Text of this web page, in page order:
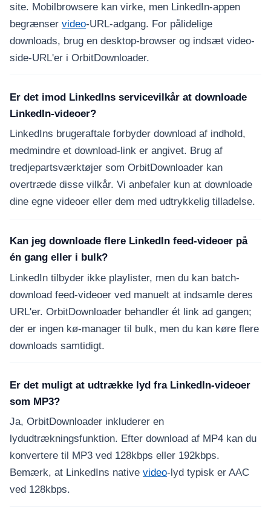
site. Mobilbrowsere kan virke, men LinkedIn-appen
begrænser video-URL-adgang. For pålidelige
downloads, brug en desktop-browser og indsæt video-
side-URL'er i OrbitDownloader.
Er det imod LinkedIns servicevilkår at downloade
LinkedIn-videoer?
LinkedIns brugeraftale forbyder download af indhold,
medmindre et download-link er angivet. Brug af
tredjepartsværktøjer som OrbitDownloader kan
overtræde disse vilkår. Vi anbefaler kun at downloade
dine egne videoer eller dem med udtrykkelig tilladelse.
Kan jeg downloade flere LinkedIn feed-videoer på
én gang eller i bulk?
LinkedIn tilbyder ikke playlister, men du kan batch-
download feed-videoer ved manuelt at indsamle deres
URL'er. OrbitDownloader behandler ét link ad gangen;
der er ingen kø-manager til bulk, men du kan køre flere
downloads samtidigt.
Er det muligt at udtrække lyd fra LinkedIn-videoer
som MP3?
Ja, OrbitDownloader inkluderer en
lydudtrækningsfunktion. Efter download af MP4 kan du
konvertere til MP3 ved 128kbps eller 192kbps.
Bemærk, at LinkedIns native video-lyd typisk er AAC
ved 128kbps.